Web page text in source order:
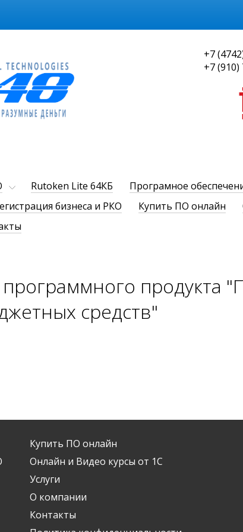
+7
+7 (910)
Rutoken Lite 64КБ Програмное
бизнеса и РКО Купить ПО онлайн
продукта
средств"
Купить ПО онлайн
Онлайн и Видео курсы от 1С
Услуги
О компании
Контакты